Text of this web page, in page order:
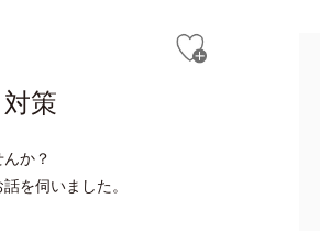
策
か？
を伺いました。